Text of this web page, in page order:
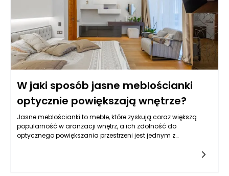
W jaki sposób jasne meblościanki
optycznie powiększają wnętrze?
Jasne meblościanki to meble, które zyskują coraz większą
popularność w aranżacji wnętrz, a ich zdolność do
optycznego powiększania przestrzeni jest jednym z
ich zakup. Głównym czynnikiem, który wpływa na tę iluzję, jest